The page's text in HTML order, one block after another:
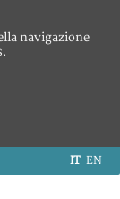
navigazione
IT EN